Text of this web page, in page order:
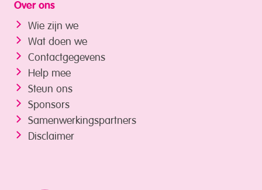
Over ons
Wie zijn we
Wat doen we
Contactgegevens
Help mee
Steun ons
Sponsors
Samenwerkings­partners
Disclaimer